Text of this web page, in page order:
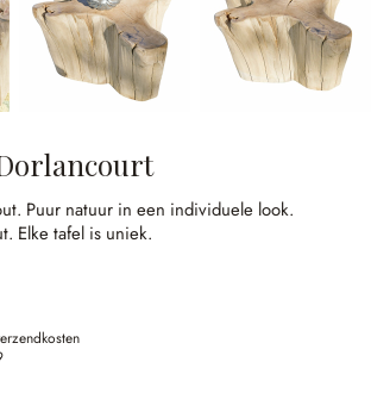
Puur natuur in een individuele look.
Elke tafel is uniek.